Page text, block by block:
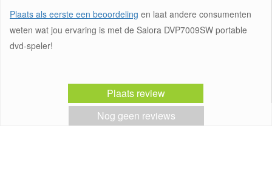
Plaats als eerste een beoordeling en laat andere consumenten
weten wat jou ervaring is met de Salora DVP7009SW portable
dvd-speler!
Plaats review
Nog geen reviews